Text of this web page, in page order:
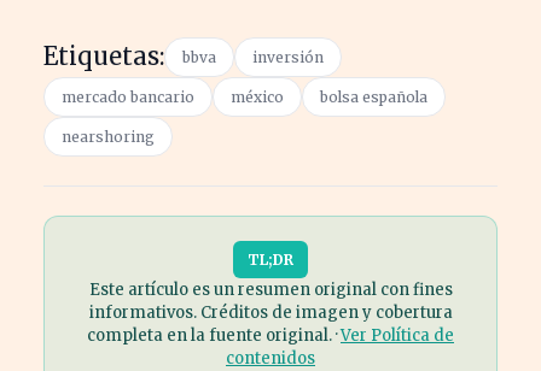
Etiquetas: bbva inversión
mercado bancario méxico bolsa española
nearshoring
TL;DR
Este artículo es un resumen original con fines
informativos. Créditos de imagen y cobertura
completa en la fuente original. ·Ver Política de
contenidos